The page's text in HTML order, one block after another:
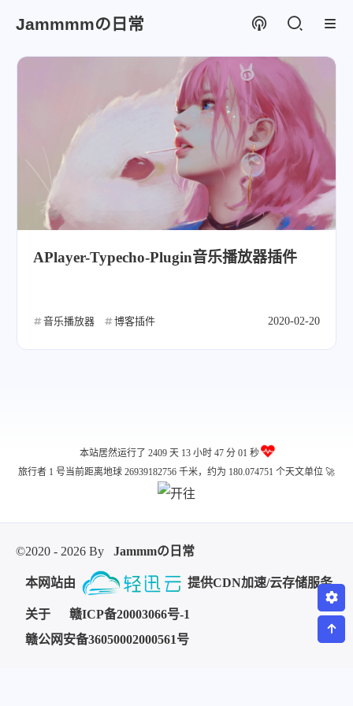
Jammmmの日常
APlayer-Typecho-Plugin音乐播放器插件
音乐播放器 博客插件 2020-02-20
本站居然运行了 2409 天13 小时 47 分 01 秒
旅行者 1 号当前距离地球 26939182756 千米，约为 180.074751 个天文单位 🚀
©2020 - 2026 By Jammmの日常
本网站由 提供CDN加速/云存储服务
关于
赣ICP备20003066号-1
赣公网安备36050002000561号